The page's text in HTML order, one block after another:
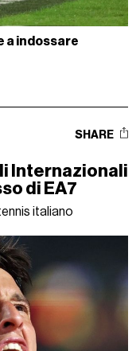
a indossare
SHARE
Internazionali
di EA7
italiano